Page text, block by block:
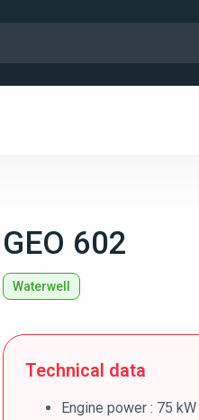
GEO 602
Waterwell
Technical data
Engine power : 75 kW